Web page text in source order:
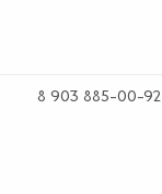
8 903 885-00-92